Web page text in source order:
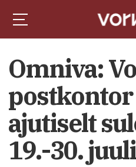
Omniva:
ajutiselt
19.-30. juuli